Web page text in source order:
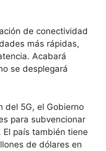
de conectividad
más rápidas,
Acabará
se desplegará
del 5G, el Gobierno
para subvencionar
El país también tiene
de dólares en